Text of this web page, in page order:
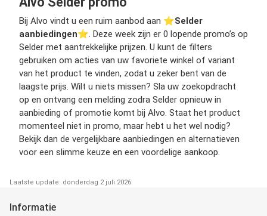
Bij Alvo vindt u een ruim aanbod aan ⭐️Selder
aanbiedingen⭐️. Deze week zijn er 0 lopende promo’s op
Selder met aantrekkelijke prijzen. U kunt de filters
gebruiken om acties van uw favoriete winkel of variant
van het product te vinden, zodat u zeker bent van de
laagste prijs. Wilt u niets missen? Sla uw zoekopdracht
op en ontvang een melding zodra Selder opnieuw in
aanbieding of promotie komt bij Alvo. Staat het product
momenteel niet in promo, maar hebt u het wel nodig?
Bekijk dan de vergelijkbare aanbiedingen en alternatieven
voor een slimme keuze en een voordelige aankoop.
Laatste update: donderdag 2 juli 2026
Informatie